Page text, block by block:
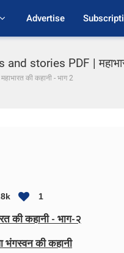
Advertise
stories PDF |
महाभारत की कहानी - भाग 2
1
की कहानी - भाग-२
भंगस्वन की कहानी